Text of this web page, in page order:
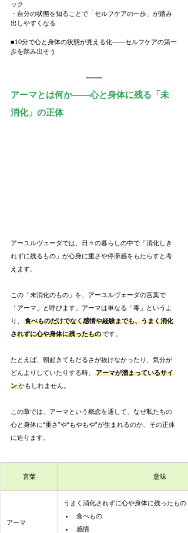
ック
・自分の状態を知ることで「セルフケアの一歩」が踏み
出しやすくなる
■10分で心と身体の状態が見える化――セルフケアの第一
歩を踏み出そう
アーマとは何か――心と身体に残る「未
消化」の正体
アーユルヴェーダでは、日々の暮らしの中で「消化しき
れずに残るもの」が心身に重さや停滞感をもたらすと考
えます。
この「未消化のもの」を、アーユルヴェーダの言葉で
「アーマ」と呼びます。アーマは単なる「毒」というよ
り、
食べものだけでなく感情や経験までも、うまく消化
されずに心や身体に残ったものです。
たとえば、朝起きてもだるさが抜けなかったり、気分が
どんよりしていたりする時、
アーマが溜まっているサイ
ンかもしれません。
この章では、アーマという概念を通して、なぜ私たちの
心と身体に“重さ”や“もやもや”が生まれるのか、その正体
に迫ります。
言葉 意味
アーマ
うまく消化されずに心や身体に残ったもの
食べもの
感情